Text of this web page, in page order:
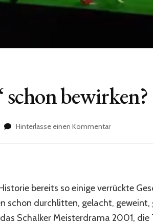
schon bewirken?
Hinterlasse einen Kommentarzu
bewirken?
bereits so einige verrückte
schon durchlitten, gelacht,
Schalker Meisterdrama 2001, die